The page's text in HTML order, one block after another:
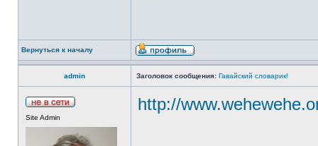
Вернуться к началу
admin Заголовок сообщения: Гавайский словарик!
Site Admin
http://